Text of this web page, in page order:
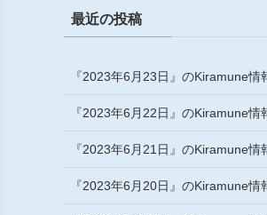
最近の投稿
『2023年6月23日』のKiramune情
『2023年6月22日』のKiramune情
『2023年6月21日』のKiramune情
『2023年6月20日』のKiramune情